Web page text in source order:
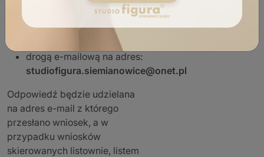
w formie pisemnej na adres:
ul. Wróblewskiego 67, 41-
106 Siemianowice Śląskie
drogą e-mailową na adres:
studiofigura.siemianowice@onet.pl
Odpowiedź będzie udzielana
na adres e-mail z którego
przesłano wniosek, a w
przypadku wniosków
skierowanych listownie, listem